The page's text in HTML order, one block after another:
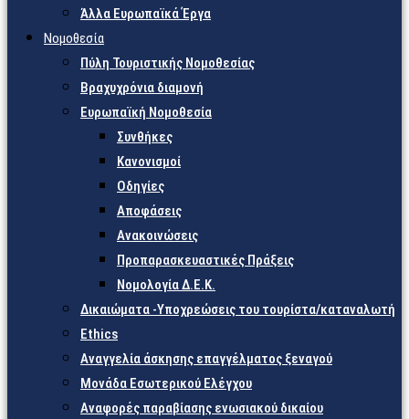
Άλλα Ευρωπαϊκά Έργα
Νομοθεσία
Πύλη Τουριστικής Νομοθεσίας
Βραχυχρόνια διαμονή
Ευρωπαϊκή Νομοθεσία
Συνθήκες
Κανονισμοί
Οδηγίες
Αποφάσεις
Ανακοινώσεις
Προπαρασκευαστικές Πράξεις
Νομολογία Δ.Ε.Κ.
Δικαιώματα -Υποχρεώσεις του τουρίστα/καταναλωτή
Ethics
Αναγγελία άσκησης επαγγέλματος ξεναγού
Μονάδα Εσωτερικού Ελέγχου
Αναφορές παραβίασης ενωσιακού δικαίου